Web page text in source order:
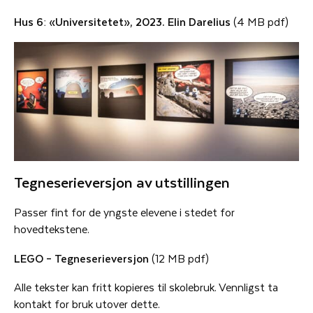
Hus 6: «Universitetet», 2023. Elin Darelius (4 MB pdf)
Tegneserieversjon av utstillingen
Passer fint for de yngste elevene i stedet for
hovedtekstene.
LEGO – Tegneserieversjon (12 MB pdf)
Alle tekster kan fritt kopieres til skolebruk. Vennligst ta
kontakt for bruk utover dette.